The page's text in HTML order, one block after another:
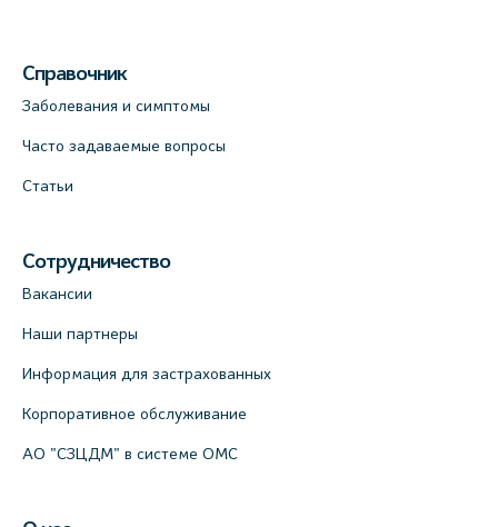
шоссе, 54, к.3
+7 (812) 664-55-80
Медицинский центр на Кондратьевском
Клиника ОРТОКРОСС на Волжском пер.
д.3, В.О. (официальный партнёр)
+7 (812) 986-98-91
Справочник
Заболевания и симптомы
Часто задаваемые вопросы
Статьи
Сотрудничество
Вакансии
Наши партнеры
Информация для застрахованных
Корпоративное обслуживание
АО "СЗЦДМ" в системе ОМС